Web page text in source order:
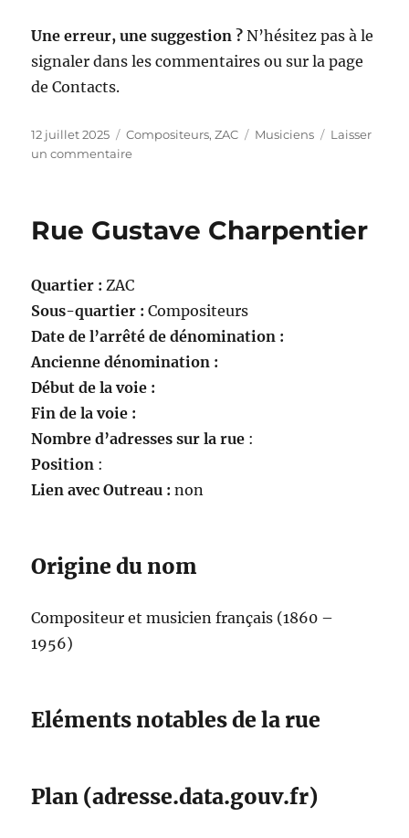
Une erreur, une suggestion ? N’hésitez pas à le
signaler dans les commentaires ou sur la page
de Contacts.
Publié
le
12 juillet 2025 Catégories
Compositeurs,ZAC Étiquettes
Musiciens
Laisser
un commentairesur
Rue Gustave Charpentier
Quartier : ZAC
Sous-quartier : Compositeurs
Date de l’arrêté de dénomination :
Ancienne dénomination :
Début de la voie :
Fin de la voie :
Nombre d’adresses sur la rue :
Position :
Lien avec Outreau : non
Origine du nom
Compositeur et musicien français (1860 –
1956)
Eléments notables de la rue
Plan (adresse.data.gouv.fr)